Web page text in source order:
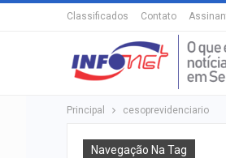
Classificados Contato
Principal cesoprevidenciario
Navegação Na Tag